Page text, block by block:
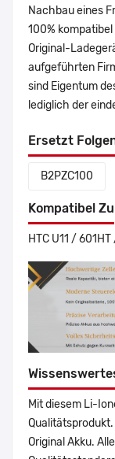
Nachbau eines
100%
Original-
aufgeführten
sind Eigentum
lediglich der
Ersetzt
B2PZC100
Kompatibel Zu
HTC U11 /
Mit diesem Li-
Original Akku.